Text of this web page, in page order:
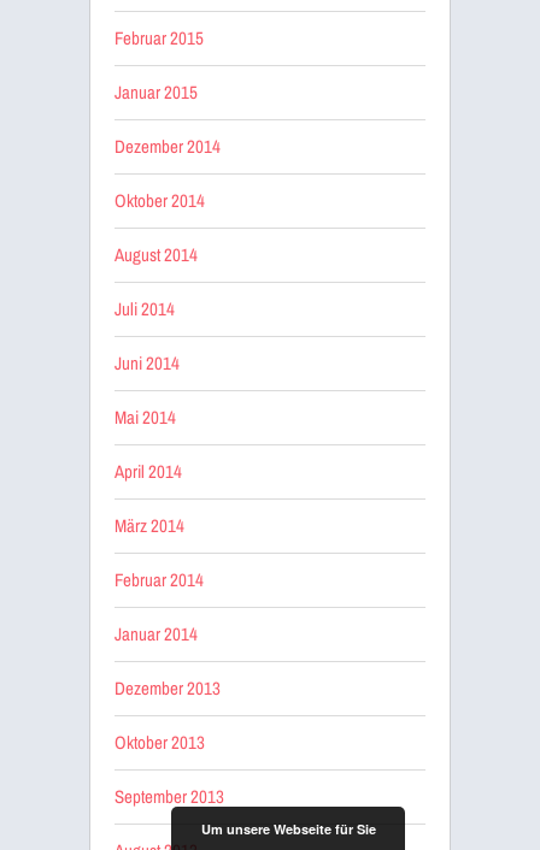
Februar 2015
Januar 2015
Dezember 2014
Oktober 2014
August 2014
Juli 2014
Juni 2014
Mai 2014
April 2014
März 2014
Februar 2014
Januar 2014
Dezember 2013
Oktober 2013
September 2013
Um unsere Webseite für Sie